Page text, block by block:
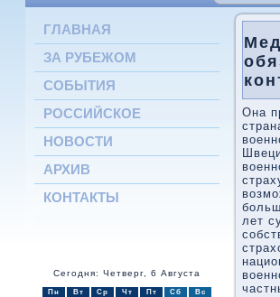
ГЛАВНАЯ
ЗА РУБЕЖОМ
СОБЫТИЯ
РОССИЙСКОЕ
НОВОСТИ
АРХИВ
КОНТАКТЫ
Сегодня: Четверг, 6 Августа
Пн Вт Ср Чт Пт Сб Вс
Она
лет